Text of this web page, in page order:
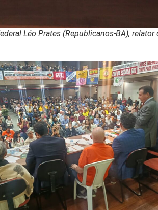
Léo Prates (Republicanos-BA), relator